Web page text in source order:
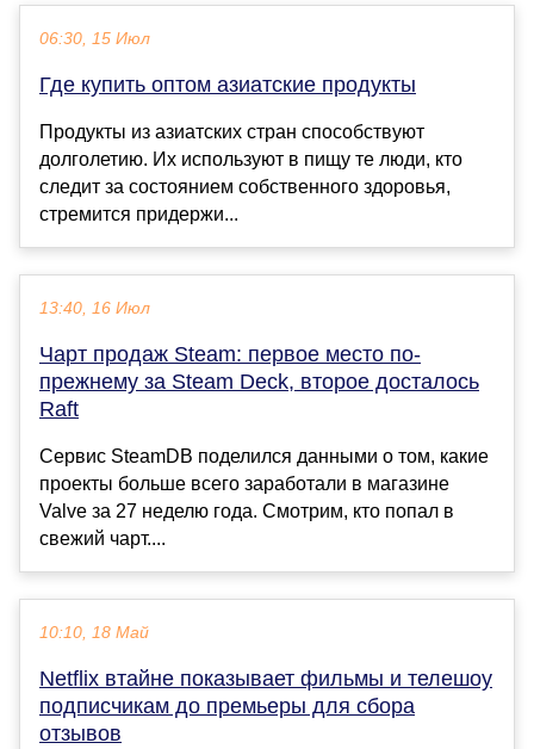
06:30, 15 Июл
Где купить оптом азиатские продукты
Продукты из азиатских стран способствуют
долголетию. Их используют в пищу те люди, кто
следит за состоянием собственного здоровья,
стремится придержи...
13:40, 16 Июл
Чарт продаж Steam: первое место по-
прежнему за Steam Deck, второе досталось
Raft
Сервис SteamDB поделился данными о том, какие
проекты больше всего заработали в магазине
Valve за 27 неделю года. Смотрим, кто попал в
свежий чарт....
10:10, 18 Май
Netflix втайне показывает фильмы и телешоу
подписчикам до премьеры для сбора
отзывов